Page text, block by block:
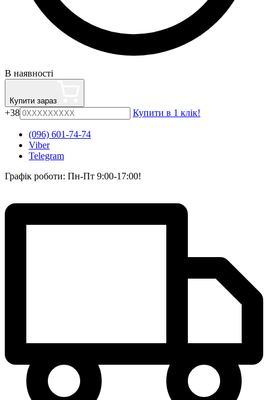
В наявності
Купити зараз
+38 Купити в 1 клік!
(096) 601-74-74
Viber
Telegram
Графік роботи: Пн-Пт 9:00-17:00!